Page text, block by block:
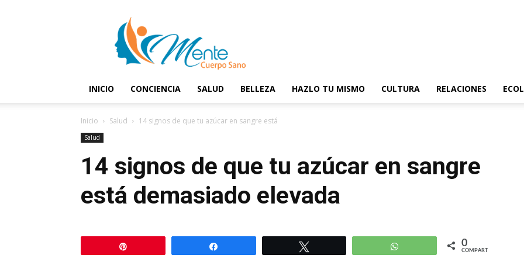
Cuerpo
Sano
INICIO CONCIENCIA SALUD BELLEZA HAZLO TU MISMO CULTURA RELACIONES
Inicio Salud 14 signos de que tu azúcar en sangre está demasiado elevada
Salud
14 signos de que tu azúcar en sangre
está demasiado elevada
0
COMPARTIR